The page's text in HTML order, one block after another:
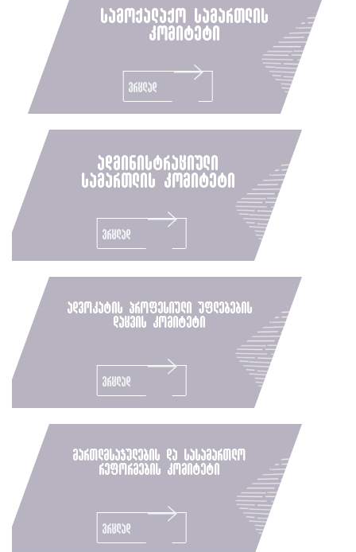
სამოქალაქო სამართლის
კომიტეტი
ვრცლად
ადმინისტრაციული
სამართლის კომიტეტი
ვრცლად
ადვოკატის პროფესიული უფლებების
დაცვის კომიტეტი
ვრცლად
მართლმსაჯულების და სასამართლო
რეფორმების კომიტეტი
ვრცლად